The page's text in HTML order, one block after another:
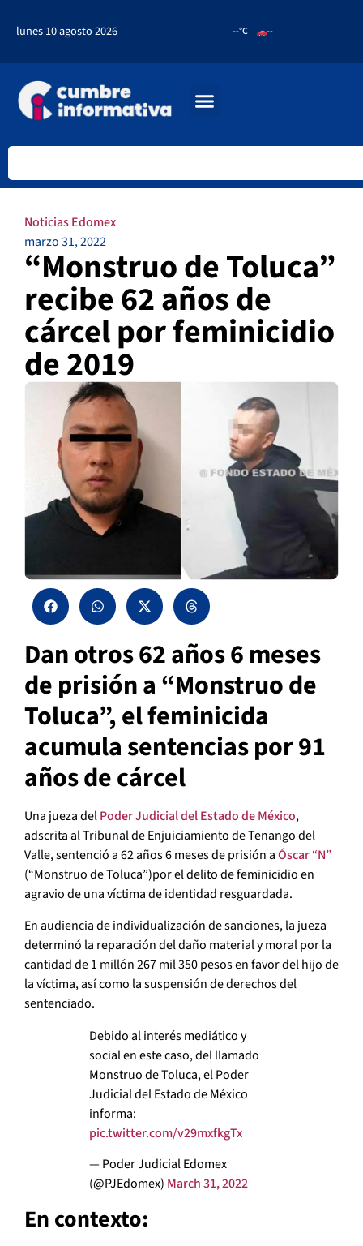
lunes 10 agosto 2026 --°C --
Noticias Edomex
marzo 31, 2022
“Monstruo de Toluca”
recibe 62 años de
cárcel por feminicidio
de 2019
Dan otros 62 años 6 meses
de prisión a “Monstruo de
Toluca”, el feminicida
acumula sentencias por 91
años de cárcel
Una jueza delPoder Judicial del Estado de México,
adscrita al Tribunal de Enjuiciamiento de Tenango del
Valle, sentenció a 62 años 6 meses de prisión aÓscar “N”
(“Monstruo de Toluca”)por el delito de feminicidio en
agravio de una víctima de identidad resguardada.
En audiencia de individualización de sanciones, la jueza
determinó la reparación del daño material y moral por la
cantidad de 1 millón 267 mil 350 pesos en favor del hijo de
la víctima, así como la suspensión de derechos del
sentenciado.
Debido al interés mediático y
social en este caso, del llamado
Monstruo de Toluca, el Poder
Judicial del Estado de México
informa:
pic.twitter.com/v29mxfkgTx
— Poder Judicial Edomex
(@PJEdomex) March 31, 2022
En contexto: